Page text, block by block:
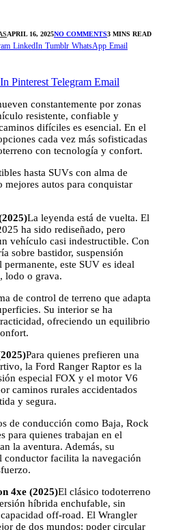
APRIL 16, 2025NO COMMENTS3 MINS READ
LinkedIn Tumblr WhatsApp Email
Pinterest Telegram Email
constantemente por zonas
resistente, confiable y
difíciles es esencial. En el
cada vez más sofisticadas
con tecnología y confort.
hasta SUVs con alma de
mejores autos para conquistar
La leyenda está de vuelta. El
ha sido rediseñado, pero
vehículo casi indestructible. Con
sobre bastidor, suspensión
este SUV es ideal
lodo o grava.
de control de terreno que adapta
Su interior se ha
ofreciendo un equilibrio
Para quienes prefieren una
la Ford Ranger Raptor es la
especial FOX y el motor V6
caminos rurales accidentados
y segura.
de conducción como Baja, Rock
para quienes trabajan en el
la aventura. Además, su
conductor facilita la navegación
4xe (2025)El clásico todoterreno
híbrida enchufable, sin
off-road. El Wrangler
de dos mundos: poder circular